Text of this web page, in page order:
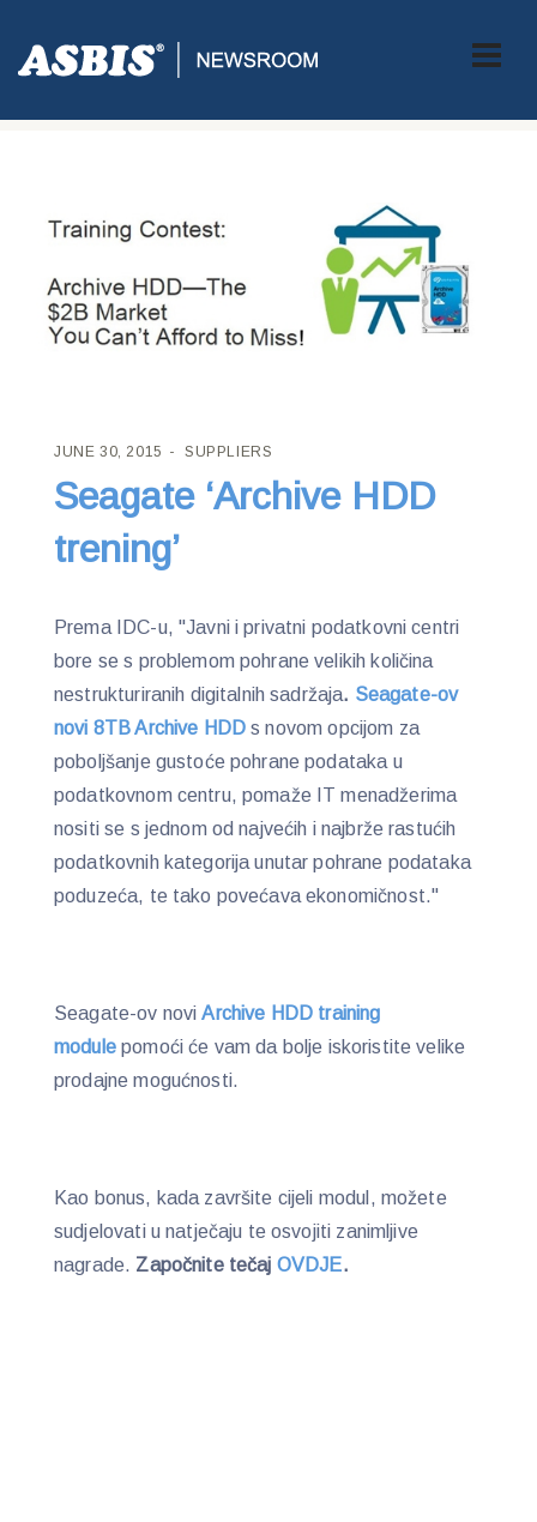
ASBIS CROATIA SUPPLIERS> SEAGATE ‘ARCHIVE HDD
JUNE 30, 2015 SUPPLIERS
Seagate ‘Archive HDD
trening’
Prema IDC-u, "Javni i privatni podatkovni centri
bore se s problemom pohrane velikih količina
nestrukturiranih digitalnih sadržaja. Seagate-ov
novi 8TB Archive HDD s novom opcijom za
poboljšanje gustoće pohrane podataka u
podatkovnom centru, pomaže IT menadžerima
nositi se s jednom od najvećih i najbrže rastućih
podatkovnih kategorija unutar pohrane podataka
poduzeća, te tako povećava ekonomičnost."
Seagate-ov novi Archive HDD training
modulepomoći će vam da bolje iskoristite velike
prodajne mogućnosti.
Kao bonus, kada završite cijeli modul, možete
sudjelovati u natječaju te osvojiti zanimljive
nagrade. Započnite tečaj OVDJE.